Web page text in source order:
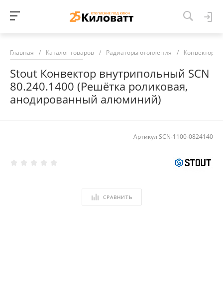
Главная / Каталог товаров / Радиаторы отопления / Конвекторы
Stout Конвектор внутрипольный SCN
80.240.1400 (Решётка роликовая,
анодированный алюминий)
Артикул SCN-1100-0824140
СРАВНИТЬ